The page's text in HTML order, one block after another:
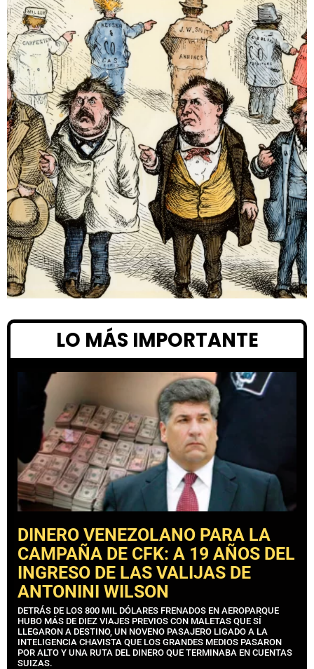
LO MÁS IMPORTANTE
DINERO VENEZOLANO PARA LA
CAMPAÑA DE CFK: A 19 AÑOS DEL
INGRESO DE LAS VALIJAS DE
ANTONINI WILSON
DETRÁS DE LOS 800 MIL DÓLARES FRENADOS EN AEROPARQUE
HUBO MÁS DE DIEZ VIAJES PREVIOS CON MALETAS QUE SÍ
LLEGARON A DESTINO, UN NOVENO PASAJERO LIGADO A LA
INTELIGENCIA CHAVISTA QUE LOS GRANDES MEDIOS PASARON
POR ALTO Y UNA RUTA DEL DINERO QUE TERMINABA EN CUENTAS
SUIZAS.